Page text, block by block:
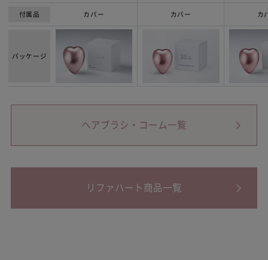
付属品 カバー カバー カ
パッケージ
ヘアブラシ・コーム一覧
リファハート商品一覧